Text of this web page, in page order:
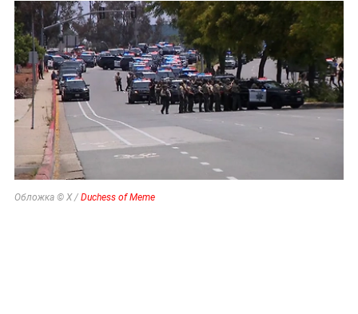
Обложка © X / Duchess of Meme